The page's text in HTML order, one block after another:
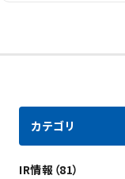
カテゴリ
IR情報（81）